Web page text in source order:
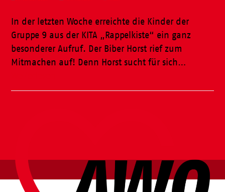
In der letzten Woche erreichte die Kinder der
Gruppe 9 aus der KITA „Rappelkiste“ ein ganz
besonderer Aufruf. Der Biber Horst rief zum
Mitmachen auf! Denn Horst sucht für sich…